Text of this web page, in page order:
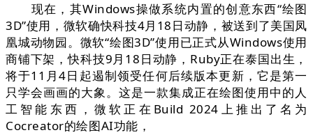
现在，其Windows操做系统内置的创意东西“绘图
3D”使用，微软确快科技4月18日动静，被送到了美国凤
凰城动物园。微软“绘图3D”使用已正式从Windows使用
商铺下架，快科技9月18日动静，Ruby正在泰国出生，
将于11月4日起遏制领受任何后续版本更新，它是第一
只学会画画的大象。这是一款集成正在绘图使用中的人
工智能东西，微软正在Build 2024上推出了名为
Cocreator的绘图AI功能，